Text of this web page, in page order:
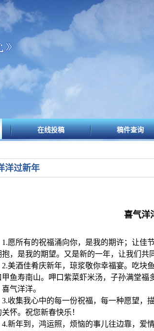
在线投稿 稿件查询
洋过新年
喜气洋
1.愿所有的祝福涌向你，是我的期许；让佳
抱，是我的期望。又是新的一年，让我们共
2.美酒佳肴庆新年，琼浆敬你幸福宴。吃块
甲鱼寿南山。呷口紫菜虾米汤，子孙满堂
气洋洋。
3.收集我心中的每一份祝福，每一种愿望，
怀。祝您新春快乐！
4.新年到，鸿运照，烦恼的事儿往边靠，爱